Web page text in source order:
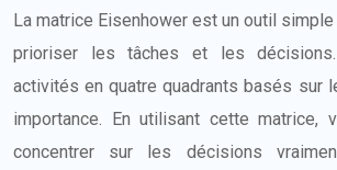
La matrice Eisenhower est un outil
prioriser les tâches et les
activités en quatre quadrants basés sur
importance. En utilisant cette matrice,
concentrer sur les décisions